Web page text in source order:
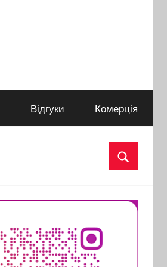
Відгуки Комерція